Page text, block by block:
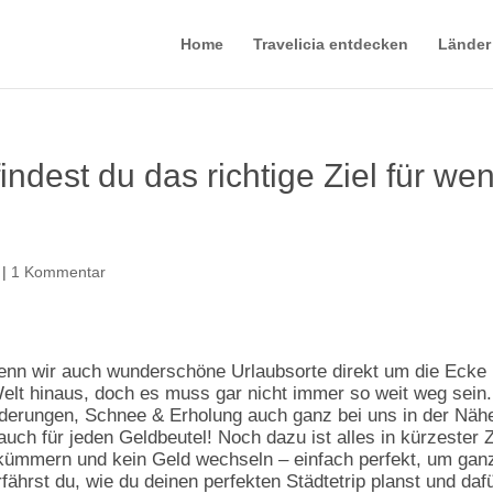
Home Travelicia entdecken Länder
du das richtige Ziel für
1 Kommentar
wir auch wunderschöne Urlaubsorte direkt um die Ecke
hinaus, doch es muss gar nicht immer so weit weg
Schnee & Erholung auch ganz bei uns in der
für jeden Geldbeutel! Noch dazu ist alles in kürzester
und kein Geld wechseln – einfach perfekt, um
du, wie du deinen perfekten Städtetrip planst und